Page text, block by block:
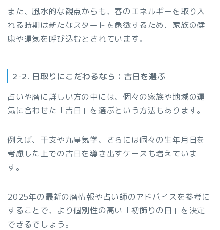
また、風水的な観点からも、春のエネルギーを取り入
れる時期は新たなスタートを象徴するため、家族の健
康や運気を呼び込むとされています。
2-2. 日取りにこだわるなら：吉日を選ぶ
占いや暦に詳しい方の中には、個々の家族や地域の運
気に合わせた「吉日」を選ぶという方法もあります。
例えば、干支や九星気学、さらには個々の生年月日を
考慮した上での吉日を導き出すケースも増えていま
す。
2025年の最新の暦情報や占い師のアドバイスを参考に
することで、より個別性の高い「初飾りの日」を決定
できるでしょう。